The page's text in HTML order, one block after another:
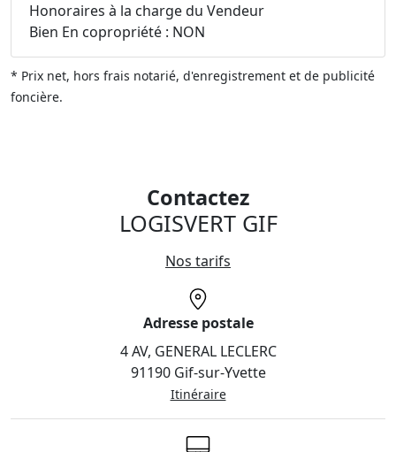
Honoraires à la charge du Vendeur
Bien En copropriété : NON
* Prix net, hors frais notarié, d'enregistrement et de publicité
foncière.
Contactez
LOGISVERT GIF
Nos tarifs
Adresse postale
4 AV, GENERAL LECLERC
91190 Gif-sur-Yvette
Itinéraire